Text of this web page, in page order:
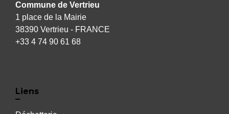
Commune de Vertrieu
1 place de la Mairie
38390 Vertrieu - FRANCE
+33 4 74 90 61 68
Liens